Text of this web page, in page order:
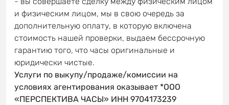
и физическим лицом, мы в свою очередь за
дополнительную оплату, в которую включена
стоимость нашей проверки, выдаем бессрочную
гарантию того, что часы оригинальные и
юридически чистые.
Услуги по выкупу/продаже/комиссии на
условиях агентирования оказывает *ООО
«ПЕРСПЕКТИВА ЧАСЫ» ИНН 9704173239